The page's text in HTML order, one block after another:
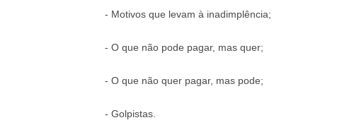
- Motivos que levam à inadimplência;
- O que não pode pagar, mas quer;
- O que não quer pagar, mas pode;
- Golpistas.